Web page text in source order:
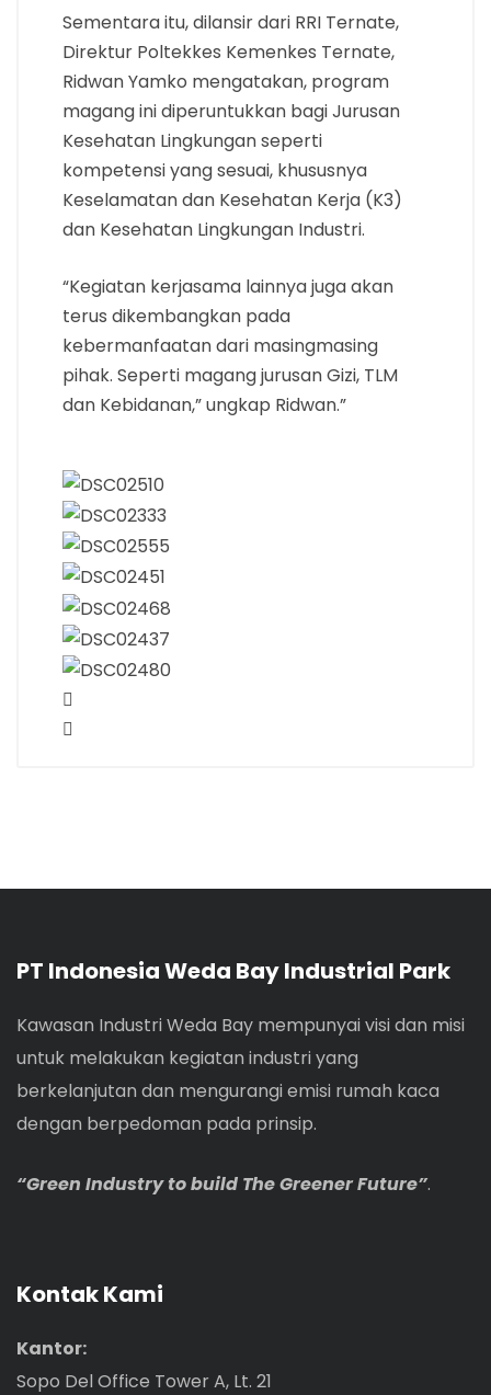
Sementara itu, dilansir dari RRI Ternate,
Direktur Poltekkes Kemenkes Ternate,
Ridwan Yamko mengatakan, program
magang ini diperuntukkan bagi Jurusan
Kesehatan Lingkungan seperti
kompetensi yang sesuai, khususnya
Keselamatan dan Kesehatan Kerja (K3)
dan Kesehatan Lingkungan Industri.
“Kegiatan kerjasama lainnya juga akan
terus dikembangkan pada
kebermanfaatan dari masingmasing
pihak. Seperti magang jurusan Gizi, TLM
dan Kebidanan,” ungkap Ridwan.”
PT Indonesia Weda Bay Industrial Park
Kawasan Industri Weda Bay mempunyai visi dan misi
untuk melakukan kegiatan industri yang
berkelanjutan dan mengurangi emisi rumah kaca
dengan berpedoman pada prinsip.
“Green Industry to build The Greener Future”.
Kontak Kami
Kantor:
Sopo Del Office Tower A, Lt. 21